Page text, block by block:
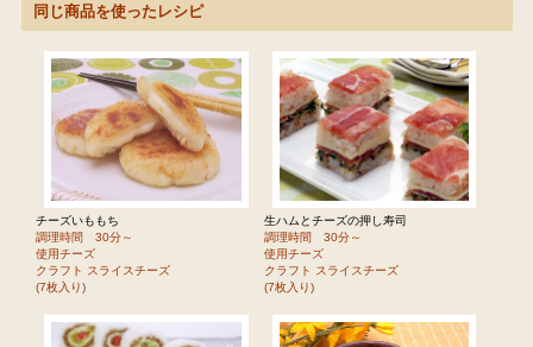
同じ商品を使ったレシピ
チーズいももち
調理時間 30分～
使用チーズ
クラフト スライスチーズ
(7枚入り)
生ハムとチーズの押し寿司
調理時間 30分～
使用チーズ
クラフト スライスチーズ
(7枚入り)